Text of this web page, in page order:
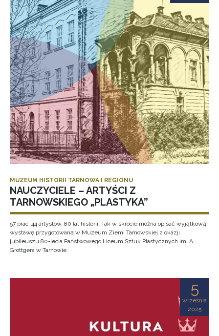
MUZEUM HISTORII TARNOWA I REGIONU
NAUCZYCIELE – ARTYŚCI Z
TARNOWSKIEGO „PLASTYKA”
57 prac. 44 artystów. 80 lat historii. Tak w skrócie można opisać wyjątkową
wystawę przygotowaną w Muzeum Ziemi Tarnowskiej z okazji
jubileuszu 80-lecia Państwowego Liceum Sztuk Plastycznych im. A.
Grottgera w Tarnowie.
5
września
2025